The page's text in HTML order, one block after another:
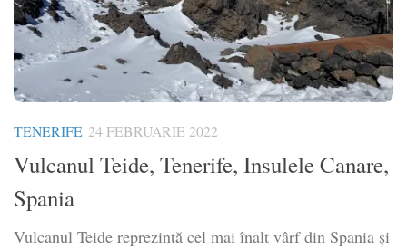
TENERIFE 24 FEBRUARIE 2022
Vulcanul Teide, Tenerife, Insulele Canare,
Spania
Vulcanul Teide reprezintă cel mai înalt vârf din Spania și